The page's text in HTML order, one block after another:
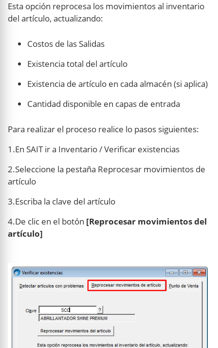
Esta opción reprocesa los movimientos al inventario
del artículo, actualizando:
Costos de las Salidas
Existencia total del artículo
Existencia de artículo en cada almacén (si aplica)
Cantidad disponible en capas de entrada
Para realizar el proceso realice lo pasos siguientes:
1.En SAIT ir a Inventario / Verificar existencias
2.Seleccione la pestaña Reprocesar movimientos de
artículo
3.Escriba la clave del artículo
4.De clic en el botón [Reprocesar movimientos del
artículo]